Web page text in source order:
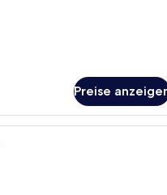
Preise
Ein Hotelzimmer mit einem